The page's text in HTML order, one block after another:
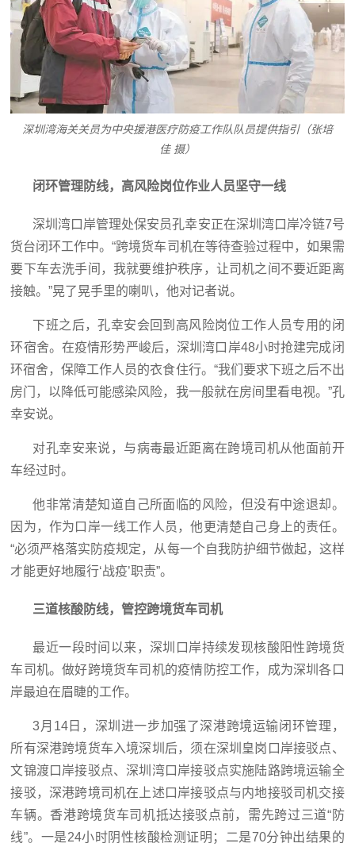
深圳湾海关关员为中央援港医疗防疫工作队队员提供指引（张培
佳 摄）
闭环管理防线，高风险岗位作业人员坚守一线
深圳湾口岸管理处保安员孔幸安正在深圳湾口岸冷链7号
货台闭环工作中。“跨境货车司机在等待查验过程中，如果需
要下车去洗手间，我就要维护秩序，让司机之间不要近距离
接触。”晃了晃手里的喇叭，他对记者说。
下班之后，孔幸安会回到高风险岗位工作人员专用的闭
环宿舍。在疫情形势严峻后，深圳湾口岸48小时抢建完成闭
环宿舍，保障工作人员的衣食住行。“我们要求下班之后不出
房门，以降低可能感染风险，我一般就在房间里看电视。”孔
幸安说。
对孔幸安来说，与病毒最近距离在跨境司机从他面前开
车经过时。
他非常清楚知道自己所面临的风险，但没有中途退却。
因为，作为口岸一线工作人员，他更清楚自己身上的责任。
“必须严格落实防疫规定，从每一个自我防护细节做起，这样
才能更好地履行‘战疫’职责”。
三道核酸防线，管控跨境货车司机
最近一段时间以来，深圳口岸持续发现核酸阳性跨境货
车司机。做好跨境货车司机的疫情防控工作，成为深圳各口
岸最迫在眉睫的工作。
3月14日，深圳进一步加强了深港跨境运输闭环管理，
所有深港跨境货车入境深圳后，须在深圳皇岗口岸接驳点、
文锦渡口岸接驳点、深圳湾口岸接驳点实施陆路跨境运输全
接驳，深港跨境司机在上述口岸接驳点与内地接驳司机交接
车辆。香港跨境货车司机抵达接驳点前，需先跨过三道“防
线”。一是24小时阴性核酸检测证明；二是70分钟出结果的